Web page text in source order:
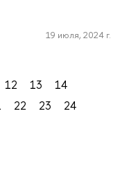
19 июля, 2024 г.
12 13
14
22 23
24